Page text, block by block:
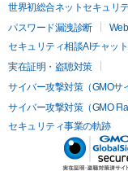
世界初総合ネットセキュリ
パスワード漏洩診断
セキュリティ相談AIチャッ
実在証明・盗聴対策
サイバー攻撃対策（GMOサ
サイバー攻撃対策（GMO
セキュリティ事業の軌跡